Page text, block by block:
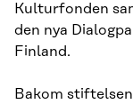
Kulturfonden
den nya
Finland.
Bakom